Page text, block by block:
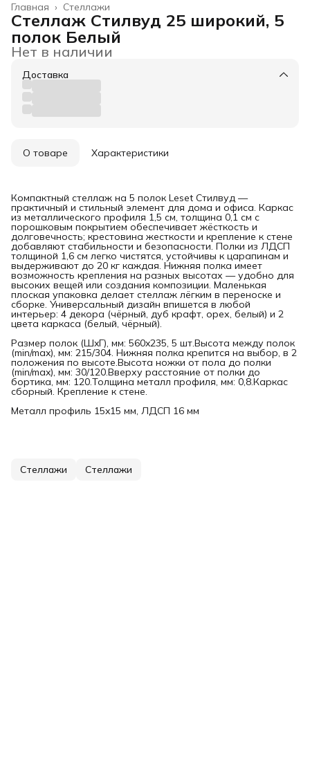
Стеллажи
Главная ›
Стеллаж Стилвуд 25 широкий, 5
полок Белый
Нет в наличии
Доставка
О товаре Характеристики
Компактный стеллаж на 5 полок Leset Стилвуд —
практичный и стильный элемент для дома и офиса. Каркас
из металлического профиля 1,5 см, толщина 0,1 см с
порошковым покрытием обеспечивает жёсткость и
долговечность; крестовина жесткости и крепление к стене
добавляют стабильности и безопасности. Полки из ЛДСП
толщиной 1,6 см легко чистятся, устойчивы к царапинам и
выдерживают до 20 кг каждая. Нижняя полка имеет
возможность крепления на разных высотах — удобно для
высоких вещей или создания композиции. Маленькая
плоская упаковка делает стеллаж лёгким в переноске и
сборке. Универсальный дизайн впишется в любой
интерьер: 4 декора (чёрный, дуб крафт, орех, белый) и 2
цвета каркаса (белый, чёрный).
Размер полок (ШxГ), мм: 560x235, 5 шт.Высота между полок
(min/max), мм: 215/304. Нижняя полка крепится на выбор, в 2
положения по высоте.Высота ножки от пола до полки
(min/max), мм: 30/120.Вверху расстояние от полки до
бортика, мм: 120.Толщина металл профиля, мм: 0,8.Каркас
сборный. Крепление к стене.
Металл профиль 15x15 мм, ЛДСП 16 мм
Стеллажи Стеллажи